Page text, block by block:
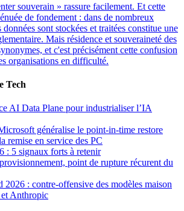
souverain » rassure facilement. Et cette
de fondement : dans de nombreux
sont stockées et traitées constitue une
Mais résidence et souveraineté des
et c'est précisément cette confusion
organisations en difficulté.
Tech
AI Data Plane pour industrialiser l’IA
généralise le point-in-time restore
remise en service des PC
: 5 signaux forts à retenir
point de rupture récurent du
: contre-offensive des modèles maison
Anthropic